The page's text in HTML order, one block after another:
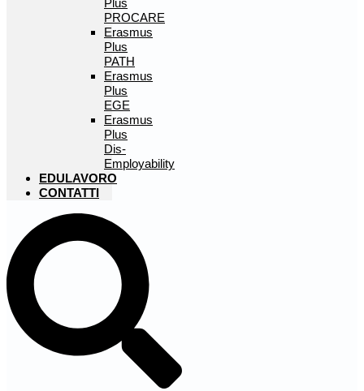
Plus
PROCARE
Erasmus
Plus
PATH
Erasmus
Plus
EGE
Erasmus
Plus
Dis-
Employability
EDULAVORO
CONTATTI